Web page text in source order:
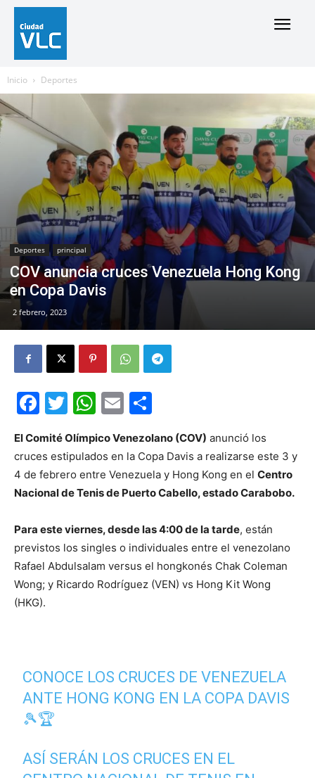
Inicio Deportes
Deportes principal
COV anuncia cruces Venezuela Hong Kong
en Copa Davis
2 febrero, 2023
Facebook
Twitter
WhatsApp
Email
El Comité Olímpico Venezolano (COV) anunció los
cruces estipulados en la Copa Davis a realizarse este 3 y
4 de febrero entre Venezuela y Hong Kong en el Centro
Nacional de Tenis de Puerto Cabello, estado Carabobo.
Para este viernes, desde las 4:00 de la tarde, están
previstos los singles o individuales entre el venezolano
Rafael Abdulsalam versus el hongkonés Chak Coleman
Wong; y Ricardo Rodríguez (VEN) vs Hong Kit Wong
(HKG).
CONOCE LOS CRUCES DE VENEZUELA
ANTE HONG KONG EN LA COPA DAVIS
🎾🏆
ASÍ SERÁN LOS CRUCES EN EL